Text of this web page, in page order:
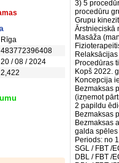
Rīga
483772396408
20 / 08 / 2024
2,422
3) 5
procedūru
Grupu
Ārstnieciskā
Masāža
Procedūras
Kopš 2022.
Koncepcija
Bezmaksas
(izņemot
2 papildu
Bezmaksas
Bezmaksas
galda
Periods: no
SGL / FBT /
DBL / FBT /